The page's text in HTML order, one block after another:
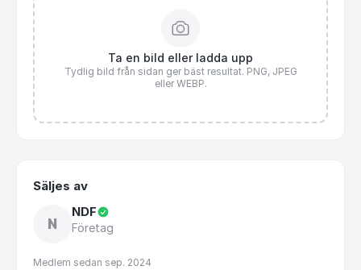
Ta en bild eller ladda upp
Tydlig bild från sidan ger bäst resultat. PNG, JPEG
eller WEBP.
Säljes av
N
NDF
Företag
Medlem sedan sep. 2024